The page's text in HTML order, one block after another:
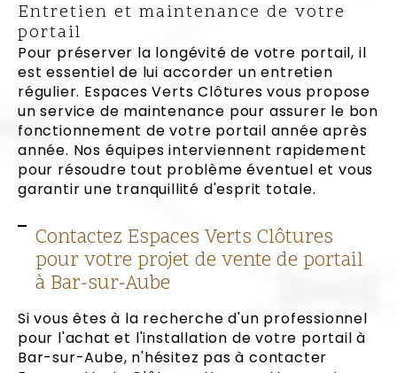
Entretien et maintenance de votre
portail
Pour préserver la longévité de votre portail, il
est essentiel de lui accorder un entretien
régulier. Espaces Verts Clôtures vous propose
un service de maintenance pour assurer le bon
fonctionnement de votre portail année après
année. Nos équipes interviennent rapidement
pour résoudre tout problème éventuel et vous
garantir une tranquillité d'esprit totale.
Contactez Espaces Verts Clôtures
pour votre projet de vente de portail
à Bar-sur-Aube
Si vous êtes à la recherche d'un professionnel
pour l'achat et l'installation de votre portail à
Bar-sur-Aube, n'hésitez pas à contacter